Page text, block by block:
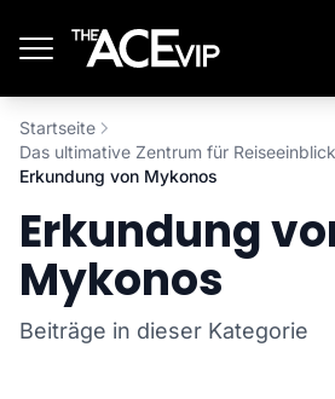
Startseite
Das ultimative Zentrum für
Erkundung von Mykonos
Erkundung
Mykonos
Beiträge in dieser Kategorie